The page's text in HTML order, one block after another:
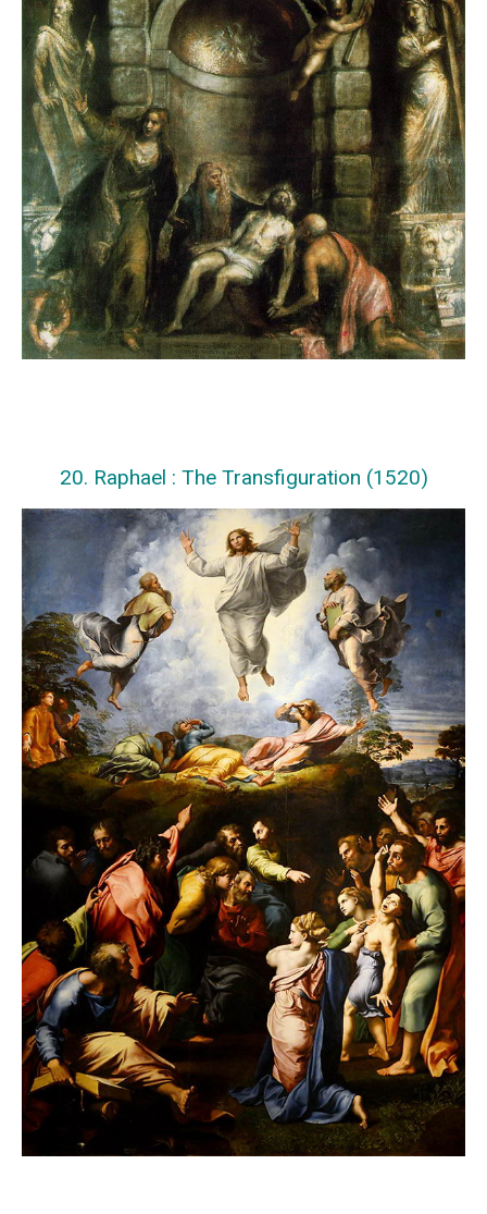
20. Raphael : The Transfiguration (1520)